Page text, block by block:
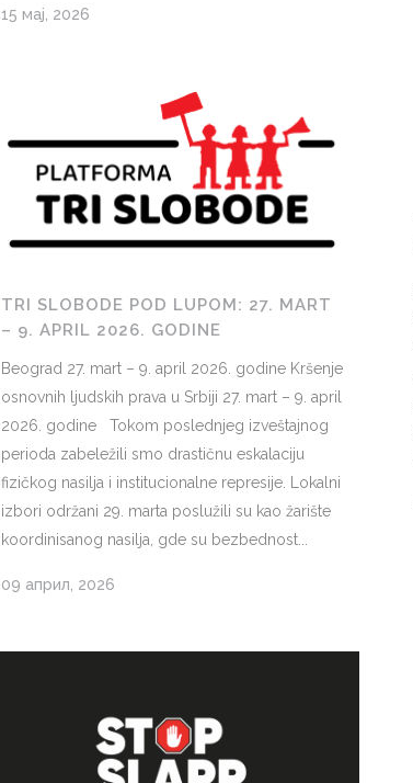
15 мај, 2026
TRI SLOBODE POD LUPOM: 27. MART
– 9. APRIL 2026. GODINE
Beograd 27. mart – 9. april 2026. godine Kršenje
osnovnih ljudskih prava u Srbiji 27. mart – 9. april
2026. godine Tokom poslednjeg izveštajnog
perioda zabeležili smo drastičnu eskalaciju
fizičkog nasilja i institucionalne represije. Lokalni
izbori održani 29. marta poslužili su kao žarište
koordinisanog nasilja, gde su bezbednost...
09 април, 2026